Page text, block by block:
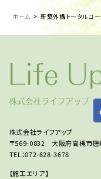
ホーム >新築外構トータルコー
株式会社ライフアップ
〒569-0832 大阪府高槻市
TEL：072-628-3678
【施工エリア】